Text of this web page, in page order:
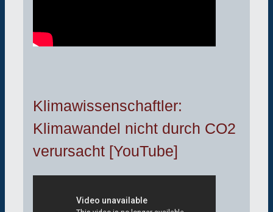
Klimawissenschaftler:
Klimawandel nicht durch CO2
verursacht [YouTube]